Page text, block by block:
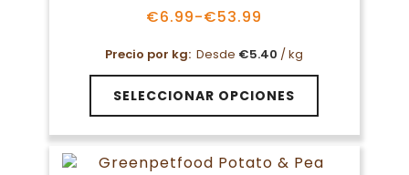
€6.99-€53.99
Rango
precios:
desde
€6.99
hasta
Precio por kg: Desde €5.40 / kg
SELECCIONAR OPCIONES
Este
producto
tiene
múltiples
variantes.